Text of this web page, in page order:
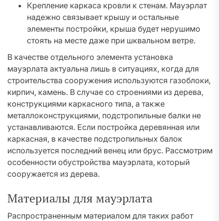
Крепление каркаса кровли к стенам. Мауэрлат
надежно связывает крышу и остальные
элементы постройки, крыша будет нерушимо
стоять на месте даже при шквальном ветре.
В качестве отдельного элемента установка
мауэрлата актуальна лишь в ситуациях, когда для
строительства сооружения используются газоблоки,
кирпич, камень. В случае со строениями из дерева,
конструкциями каркасного типа, а также
металлоконструкциями, подстропильные балки не
устанавливаются. Если постройка деревянная или
каркасная, в качестве подстропильных балок
используется последний венец или брус. Рассмотрим
особенности обустройства мауэрлата, который
сооружается из дерева.
Материалы для мауэрлата
Распространенным материалом для таких работ